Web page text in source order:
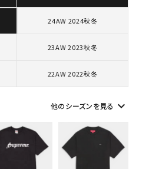
ら探す
24AW 2024秋冬
23AW 2023秋冬
22AW 2022秋冬
他のシーズンを見る keyboard_arrow_down